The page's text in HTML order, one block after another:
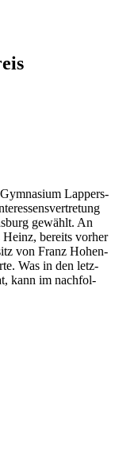
Lappers­
gewählt. An
Heinz, bereits vorher
von Franz Hohen­
Was in den letz­
kann im nach­fol­